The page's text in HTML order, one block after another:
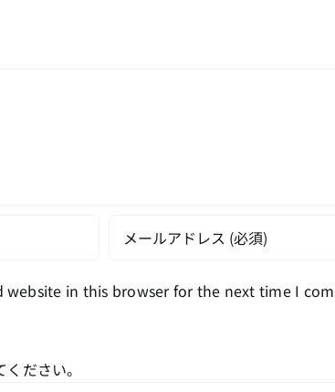
website in this browser for the next time I
ださい。